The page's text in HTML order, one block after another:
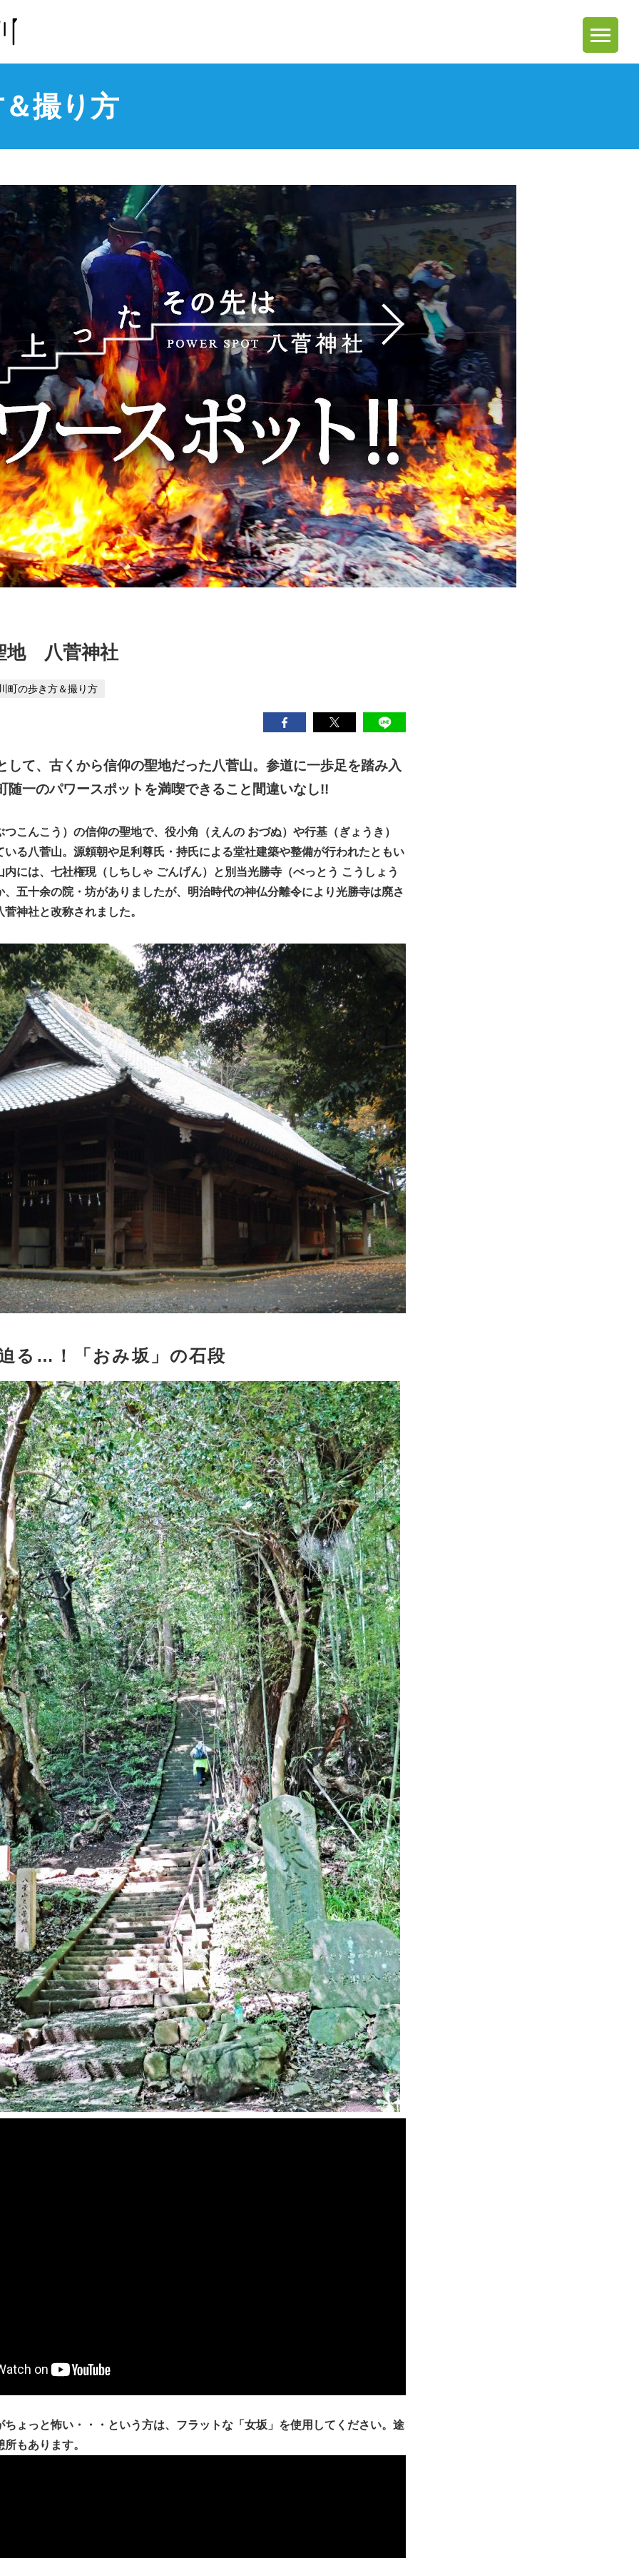
撮り方
地 八菅神社
町の歩き方＆撮り方
して、古くから信仰の聖地だった八菅山。参道に一歩足を踏み入
随一のパワースポットを満喫できること間違いなし!!
こんこう）の信仰の聖地で、役小角（えんの おづぬ）や行基（ぎょうき）
いる八菅山。源頼朝や足利尊氏・持氏による堂社建築や整備が行われたともい
内には、七社権現（しちしゃ ごんげん）と別当光勝寺（べっとう こうしょう
、五十余の院・坊がありましたが、明治時代の神仏分離令により光勝寺は廃さ
神社と改称されました。
る…！「おみ坂」の石段
ちょっと怖い・・・という方は、フラットな「女坂」を使用してください。途
もあります。